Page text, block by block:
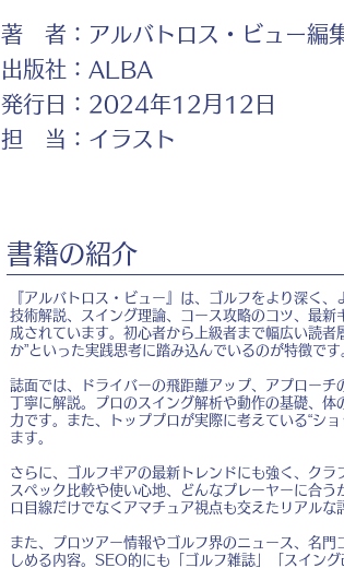
著 者：
出版社：
発行日：
担 当：
アルバトロス・ビュー編
ALBA
2024年12月12日
イラスト
書籍の紹介
『アルバトロス・ビュー』は、ゴルフをより深く
技術解説、スイング理論、コース攻略のコツ、最
成されています。初心者から上級者まで幅広い読者
か”といった実践思考に踏み込んでいるのが特徴です
誌面では、ドライバーの飛距離アップ、アプロー
丁寧に解説。プロのスイング解析や動作の基礎、
力です。また、トッププロが実際に考えている“シ
ます。
さらに、ゴルフギアの最新トレンドにも強く、ク
スペック比較や使い心地、どんなプレーヤーに合
ロ目線だけでなくアマチュア視点も交えたリアルな
また、プロツアー情報やゴルフ界のニュース、名
しめる内容。SEO的にも「ゴルフ雑誌」「スイン